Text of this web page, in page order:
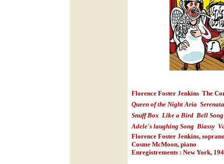
Florence Foster Jenkins  The
Queen of the Night Aria
Snuff Box Like a Bird Bell Song
Adele's laughing Song Biassy
Florence Foster Jenkins,
Cosme McMoon, piano
Enregistrements : New York,